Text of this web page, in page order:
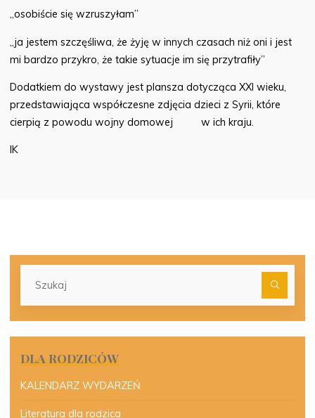
„osobiście się wzruszyłam”
„ja jestem szczęśliwa, że żyję w innych czasach niż oni i jest
mi bardzo przykro, że takie sytuacje im się przytrafiły”
Dodatkiem do wystawy jest plansza dotycząca XXI wieku,
przedstawiająca współczesne zdjęcia dzieci z Syrii, które
cierpią z powodu wojny domowej w ich kraju.
IK
DLA RODZICÓW
KALENDARZ WYDARZEŃ
Literatura dla rodzica